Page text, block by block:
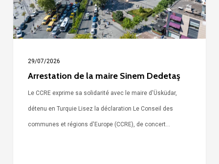
29/07/2026
Arrestation de la maire Sinem Dedetaş
Le CCRE exprime sa solidarité avec le maire d'Üsküdar,
détenu en Turquie Lisez la déclaration Le Conseil des
communes et régions d'Europe (CCRE), de concert…